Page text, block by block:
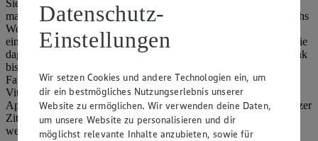
Sie die Wurzel lagern oder den Meerrettich reiben und haltbar
machen wollen. Die Wurzel können Sie in einer Schale bis zu sechs
Wochen aufbewahren. Noch länger hält sie sich, wenn Sie sie in
einer Dose ins Gefrierfach legen. Geriebenen Meerrettich füllen Sie
dagegen am besten in ein Schraubglas: So bleibt er im Kühlschrank
bis zu drei Wochen lang haltbar. Dass er dabei eine leicht graue
Farbe annimmt, ist übrigens kein Zeichen von Verderbnis: Das
Vitamin C in den Wurzeln oxidiert beim Reiben (ähnlich wie bei
Apfel oder Ingwer). Um das zu verhindern, geben Sie einen Spritzer
Zitronensaft in den geriebenen Meerrettich – so bleibt er länger
weiß.
Datenschutz-
Einstellungen
Wir setzen Cookies und andere Technologien ein, um
dir ein bestmögliches Nutzungserlebnis unserer
Website zu ermöglichen. Wir verwenden deine Daten,
um unsere Website zu personalisieren und dir
möglichst relevante Inhalte anzubieten, sowie für